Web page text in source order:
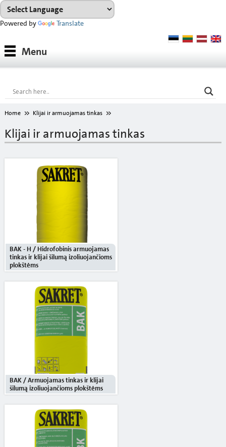
Powered by Translate
Medžiagos
Medžiagų grupės
Konsultacijos
Nuoma
ATSISIŲSTI
Apie mus
Menu
Home Klijai ir armuojamas tinkas
Klijai ir armuojamas tinkas
BAK - H / Hidrofobinis armuojamas
tinkas ir klijai šilumą izoliuojančioms
plokštėms
BAK / Armuojamas tinkas ir klijai
šilumą izoliuojančioms plokštėms